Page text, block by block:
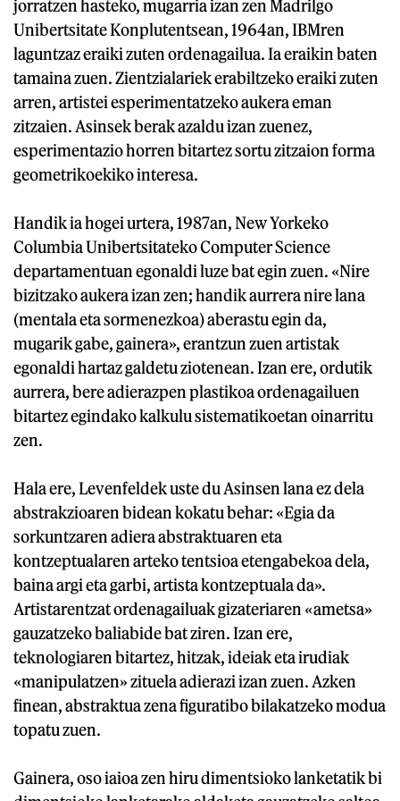
jorratzen hasteko, mugarria izan zen Madrilgo
Unibertsitate Konplutentsean, 1964an, IBMren
laguntzaz eraiki zuten ordenagailua. Ia eraikin baten
tamaina zuen. Zientzialariek erabiltzeko eraiki zuten
arren, artistei esperimentatzeko aukera eman
zitzaien. Asinsek berak azaldu izan zuenez,
esperimentazio horren bitartez sortu zitzaion forma
geometrikoekiko interesa.
Handik ia hogei urtera, 1987an, New Yorkeko
Columbia Unibertsitateko Computer Science
departamentuan egonaldi luze bat egin zuen. «Nire
bizitzako aukera izan zen; handik aurrera nire lana
(mentala eta sormenezkoa) aberastu egin da,
mugarik gabe, gainera», erantzun zuen artistak
egonaldi hartaz galdetu ziotenean. Izan ere, ordutik
aurrera, bere adierazpen plastikoa ordenagailuen
bitartez egindako kalkulu sistematikoetan oinarritu
zen.
Hala ere, Levenfeldek uste du Asinsen lana ez dela
abstrakzioaren bidean kokatu behar: «Egia da
sorkuntzaren adiera abstraktuaren eta
kontzeptualaren arteko tentsioa etengabekoa dela,
baina argi eta garbi, artista kontzeptuala da».
Artistarentzat ordenagailuak gizateriaren «ametsa»
gauzatzeko baliabide bat ziren. Izan ere,
teknologiaren bitartez, hitzak, ideiak eta irudiak
«manipulatzen» zituela adierazi izan zuen. Azken
finean, abstraktua zena figuratibo bilakatzeko modua
topatu zuen.
Gainera, oso iaioa zen hiru dimentsioko lanketatik bi